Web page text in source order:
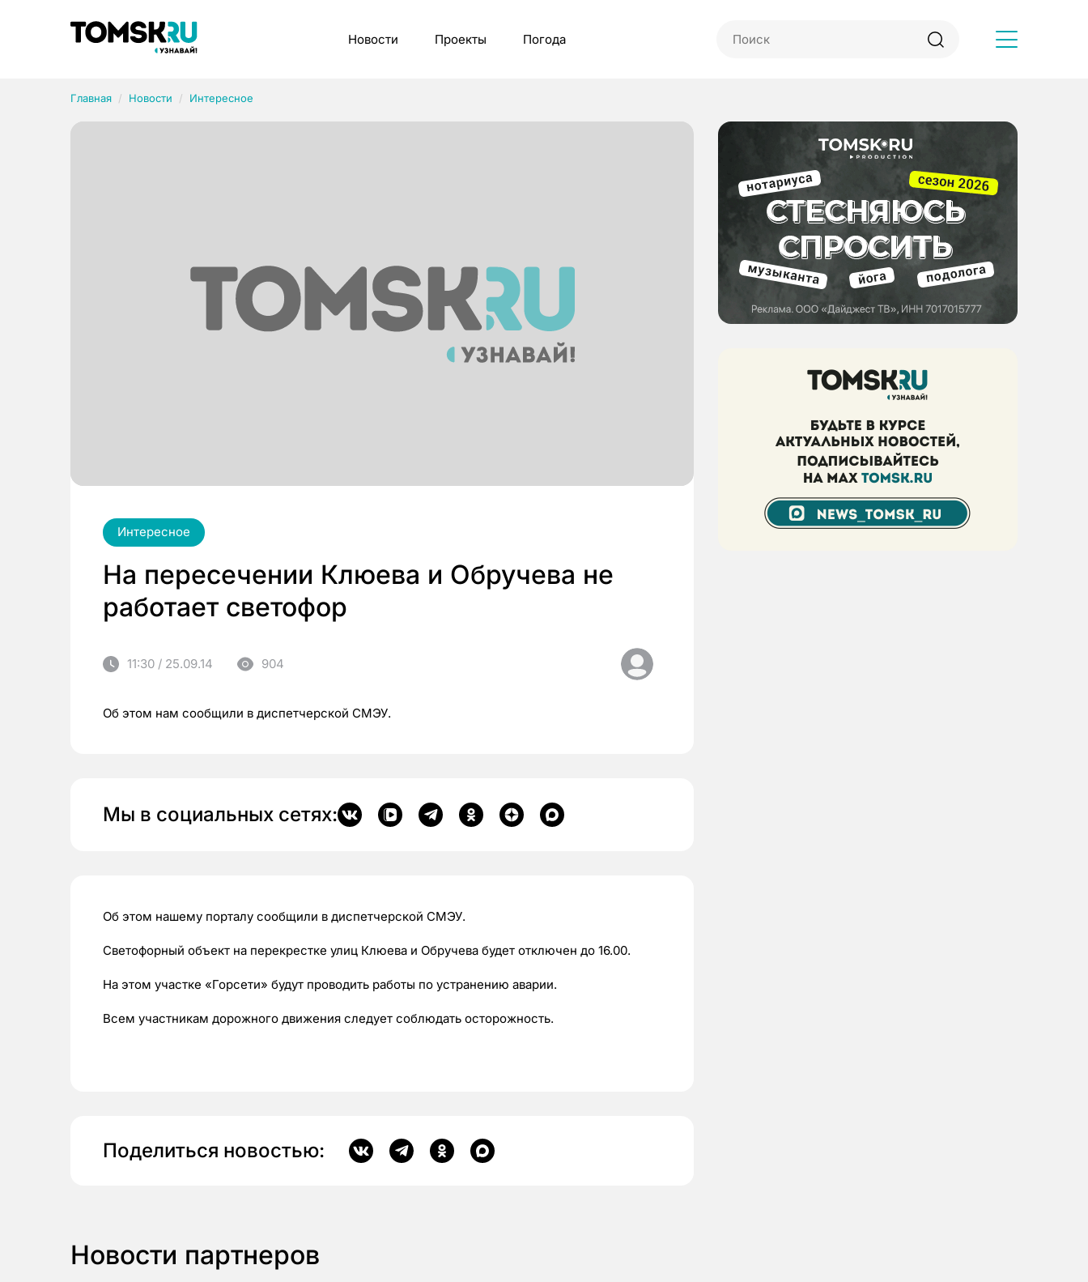
Новости Проекты Погода
Главная Новости Интересное
Интересное
На пересечении Клюева и Обручева не
работает светофор
11:30 / 25.09.14 904
Об этом нам сообщили в диспетчерской СМЭУ.
Мы в социальных сетях:
Об этом нашему порталу сообщили в диспетчерской СМЭУ.
Светофорный объект на перекрестке улиц Клюева и Обручева будет отключен до 16.00.
На этом участке «Горсети» будут проводить работы по устранению аварии.
Всем участникам дорожного движения следует соблюдать осторожность.
Поделиться новостью:
Новости партнеров
Рубрики